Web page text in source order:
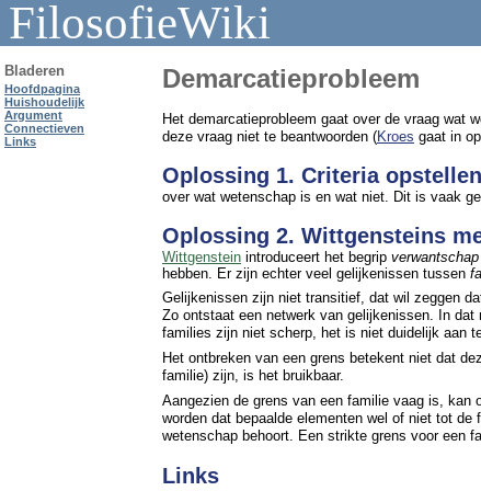
FilosofieWiki
Demarcatieprobleem
Het demarcatieprobleem gaat over de vraag wat
deze vraag niet te beantwoorden (Kroes gaat in
Oplossing 1. Criteria opstellen
over wat wetenschap is en wat niet. Dit is vaak
Oplossing 2. Wittgensteins
Wittgenstein introduceert het begrip verwantschap
hebben. Er zijn echter veel gelijkenissen tussen
Gelijkenissen zijn niet transitief, dat wil zeggen
Zo ontstaat een netwerk van gelijkenissen. In
families zijn niet scherp, het is niet duidelijk aan
Het ontbreken van een grens betekent niet dat
familie) zijn, is het bruikbaar.
Aangezien de grens van een familie vaag is,
worden dat bepaalde elementen wel of niet tot
wetenschap behoort. Een strikte grens voor een
Links
Bladeren
Hoofdpagina
Huishoudelijk
Argument
Connectieven
Links